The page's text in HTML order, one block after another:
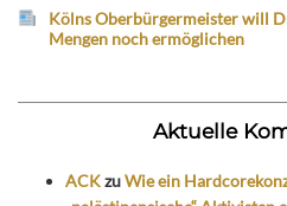
Kölns Oberbürgermeister will
Mengen noch ermöglichen
Aktuelle
ACKzuWie ein